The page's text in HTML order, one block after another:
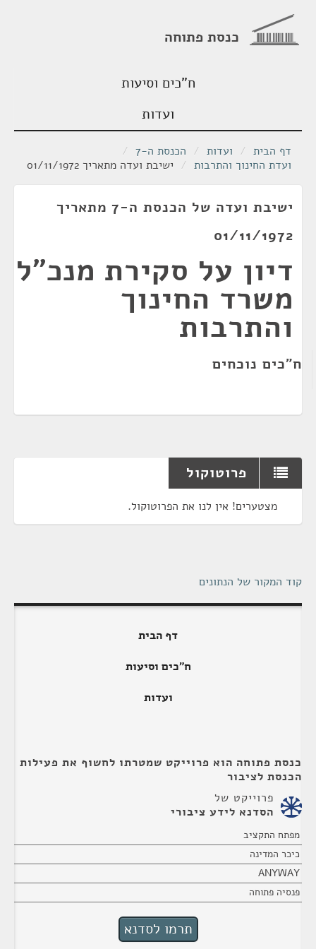
כנסת פתוחה
ח"כים וסיעות
ועדות
דף הבית / ועדות / הכנסת ה-7
/
ועדת החינוך והתרבות / ישיבת ועדה מתאריך 01/11/1972
ישיבת ועדה של הכנסת ה-7 מתאריך
01/11/1972
דיון על סקירת מנכ"ל
משרד החינוך
והתרבות
ח"כים נוכחים
פרוטוקול
מצטערים! אין לנו את הפרוטוקול.
קוד המקור של הנתונים
דף הבית
ח"כים וסיעות
ועדות
כנסת פתוחה הוא פרוייקט שמטרתו לחשוף את פעילות
הכנסת לציבור
פרוייקט של
הסדנא לידע ציבורי
מפתח התקציב
כיכר המדינה
ANYWAY
פנסיה פתוחה